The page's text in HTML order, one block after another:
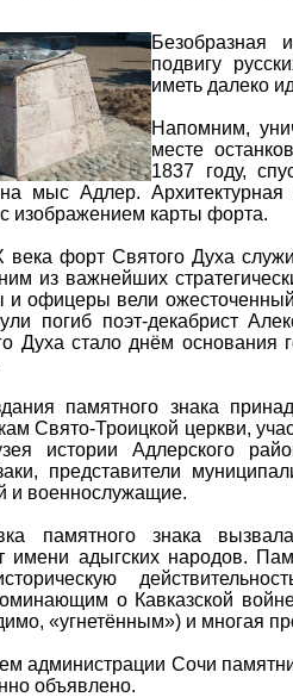
Безобразная
подвигу
иметь далеко
Напомним,
месте
1837 году,
мыс Адлер.
изображением карты форта.
века форт Святого Духа
из важнейших
и офицеры вели
погиб поэт-декабрист
Духа стало днём
памятного знака
Свято-Троицкой церкви,
истории Адлерского
представители
и военнослужащие.
памятного знака
имени адыгских народов.
о Кавказской
«угнетённым») и многая
администрации Сочи
объявлено.